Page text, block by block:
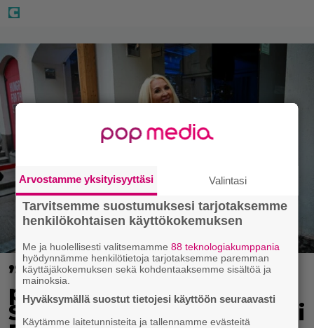
”Mitä isompi vehje, sen
paremmin kulkee” –
Susanna Penttilä suuntasi
Arvostamme yksityisyyttäsi Valintasi
Tarvitsemme suostumuksesi tarjotaksemme
henkilökohtaisen käyttökokemuksen
Me ja huolellisesti valitsemamme88 teknologiakumppania
hyödynnämme henkilötietoja tarjotaksemme paremman
käyttäjäkokemuksen sekä kohdentaaksemme sisältöä ja
mainoksia.
Hyväksymällä suostut tietojesi käyttöön seuraavasti
Käytämme laitetunnisteita ja tallennamme evästeitä